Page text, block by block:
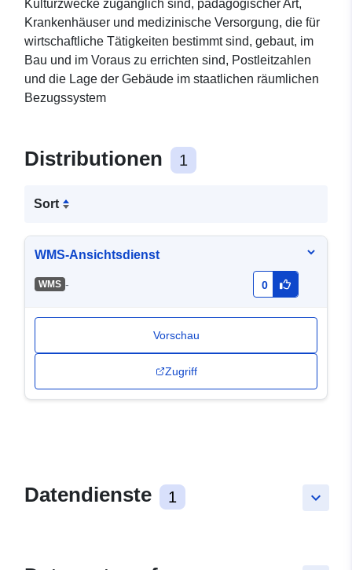
Kulturzwecke zugänglich sind, pädagogischer Art,
Krankenhäuser und medizinische Versorgung, die für
wirtschaftliche Tätigkeiten bestimmt sind, gebaut, im
Bau und im Voraus zu errichten sind, Postleitzahlen
und die Lage der Gebäude im staatlichen räumlichen
Bezugssystem
Distributionen 1
Sort
WMS-Ansichtsdienst
WMS - 0
Vorschau
Zugriff
keyboard_arrow_down
Datendienste 1